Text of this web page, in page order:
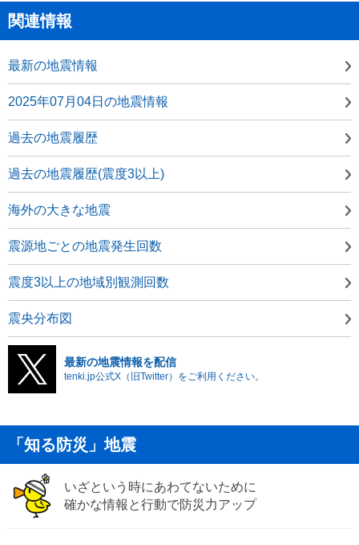
関連情報
最新の地震情報
2025年07月04日の地震情報
過去の地震履歴
過去の地震履歴(震度3以上)
海外の大きな地震
震源地ごとの地震発生回数
震度3以上の地域別観測回数
震央分布図
最新の地震情報を配信
tenki.jp公式X（旧Twitter）をご利用ください。
「知る防災」地震
いざという時にあわてないために
確かな情報と行動で防災力アップ